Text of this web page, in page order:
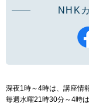
NHK
深夜1時～4時は、講座情
毎週水曜21時30分～4時